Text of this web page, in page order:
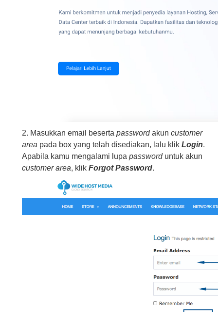
2. Masukkan email beserta passwordakun customer
area pada box yang telah disediakan, lalu klik Login.
Apabila kamu mengalami lupa password untuk akun
customer area, klik Forgot Password.